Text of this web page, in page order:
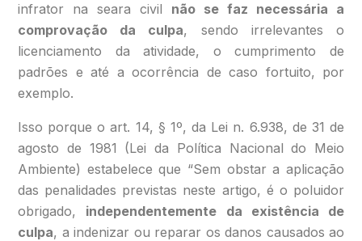
infrator na seara civil não se faz necessária a
comprovação da culpa, sendo irrelevantes o
licenciamento da atividade, o cumprimento de
padrões e até a ocorrência de caso fortuito, por
exemplo.
Isso porque o art. 14, § 1º, da Lei n. 6.938, de 31 de
agosto de 1981 (Lei da Política Nacional do Meio
Ambiente) estabelece que “Sem obstar a aplicação
das penalidades previstas neste artigo, é o poluidor
obrigado, independentemente da existência de
culpa, a indenizar ou reparar os danos causados ao